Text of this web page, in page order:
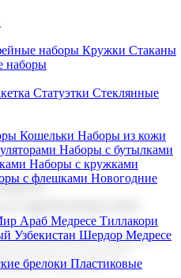
наборы Кружки Стаканы
наборы
Статуэтки Стеклянные
Кошельки Наборы из кожи
Наборы с бутылками
Наборы с кружками
с флешками Новогодние
Араб Медресе Тиллакори
Узбекистан Шердор Медресе
брелоки Пластиковые
производство
корпоративных подарков и
каталоге вы найдете
и клиентов.